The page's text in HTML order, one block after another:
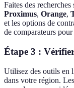
Faites des
Proximus, Orange,
et les options de
de comparateurs
Étape 3 :
Utilisez des outils en
dans votre région.